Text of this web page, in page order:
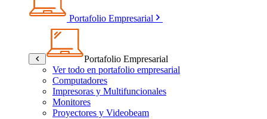
Portafolio Empresarial
Portafolio Empresarial
Ver todo en portafolio empresarial
Computadores
Impresoras y Multifuncionales
Monitores
Proyectores y Videobeam